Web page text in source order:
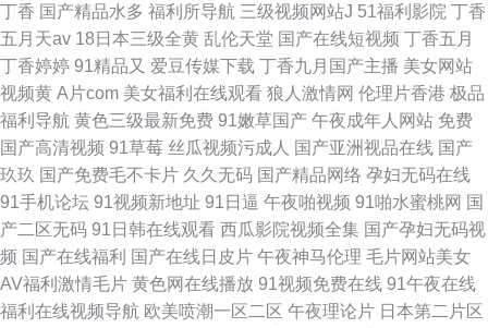
丁香 国产精品水多 福利所导航 三级视频网站J 51福利影院 丁香
五月天av 18日本三级全黄 乱伦天堂 国产在线短视频 丁香五月
丁香婷婷 91精品又 爱豆传媒下载 丁香九月国产主播 美女网站
视频黄 A片com 美女福利在线观看 狼人激情网 伦理片香港 极品
福利导航 黄色三级最新免费 91嫩草国产 午夜成年人网站 免费
国产高清视频 91草莓 丝瓜视频污成人 国产亚洲视品在线 国产
玖玖 国产免费毛不卡片 久久无码 国产精品网络 孕妇无码在线
91手机论坛 91视频新地址 91日逼 午夜啪视频 91啪水蜜桃网 国
产二区无码 91日韩在线观看 西瓜影院视频全集 国产孕妇无码视
频 国产在线福利 国产在线日皮片 午夜神马伦理 毛片网站美女
AV福利激情毛片 黄色网在线播放 91视频免费在线 91午夜在线
福利在线视频导航 欧美喷潮一区二区 午夜理论片 日本第二片区